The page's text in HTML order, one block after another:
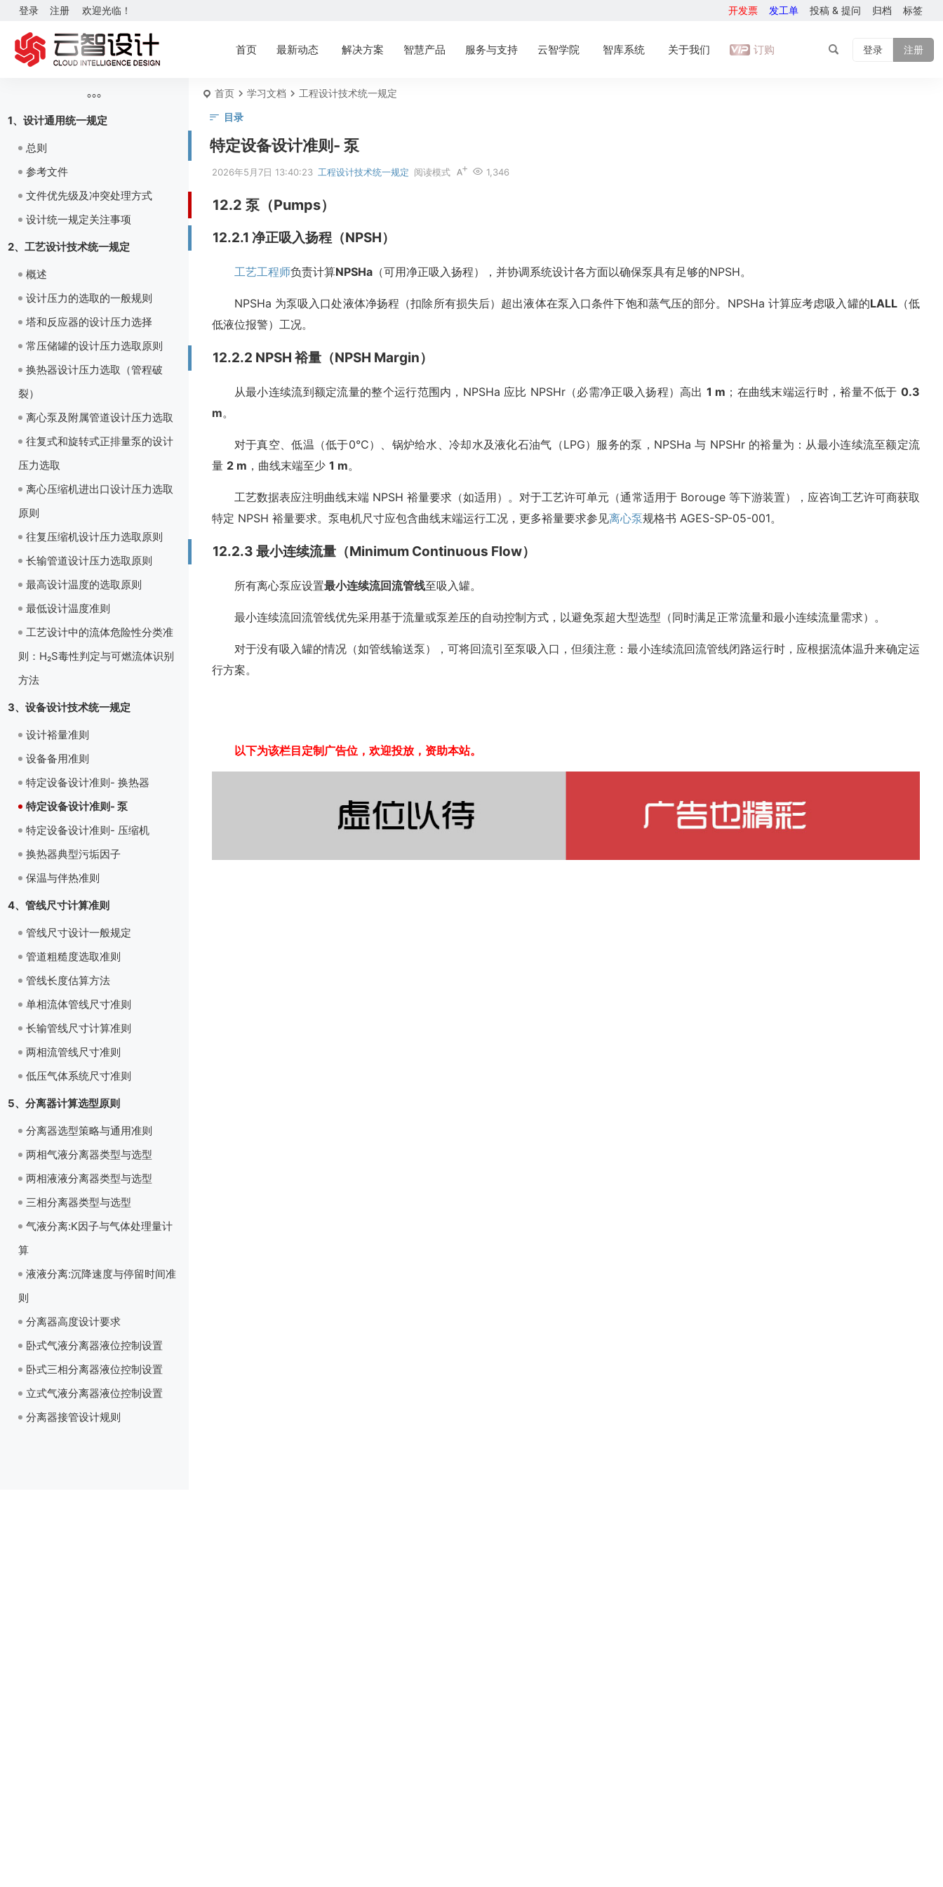
欢迎光临！
登录 注册 开发票 发工单 投稿 & 提问 归档 标签
首页 最新动态 解决方案 智慧产品 服务与支持 云智学院 智库系统 关于我们 订购 登录 注册
1、设计通用统一规定
总则
参考文件
文件优先级及冲突处理方式
设计统一规定关注事项
2、工艺设计技术统一规定
概述
设计压力的选取的一般规则
塔和反应器的设计压力选择
常压储罐的设计压力选取原则
换热器设计压力选取（管程破
裂）
离心泵及附属管道设计压力选取
往复式和旋转式正排量泵的设计
压力选取
离心压缩机进出口设计压力选取
原则
往复压缩机设计压力选取原则
长输管道设计压力选取原则
最高设计温度的选取原则
最低设计温度准则
工艺设计中的流体危险性分类准
则：H₂S毒性判定与可燃流体识别
方法
3、设备设计技术统一规定
设计裕量准则
设备备用准则
特定设备设计准则- 换热器
特定设备设计准则- 泵
特定设备设计准则- 压缩机
换热器典型污垢因子
保温与伴热准则
4、管线尺寸计算准则
管线尺寸设计一般规定
管道粗糙度选取准则
管线长度估算方法
单相流体管线尺寸准则
长输管线尺寸计算准则
两相流管线尺寸准则
低压气体系统尺寸准则
5、分离器计算选型原则
分离器选型策略与通用准则
两相气液分离器类型与选型
两相液液分离器类型与选型
三相分离器类型与选型
气液分离:K因子与气体处理量计
算
液液分离:沉降速度与停留时间准
则
分离器高度设计要求
卧式气液分离器液位控制设置
卧式三相分离器液位控制设置
立式气液分离器液位控制设置
分离器接管设计规则
首页 学习文档
工程设计技术统一规定
目录
特定设备设计准则- 泵
2026年5月7日 13:40:23 工程设计技术统一规定 1,346
阅读模式
12.2 泵（Pumps）
12.2.1 净正吸入扬程（NPSH）
工艺工程师负责计算NPSHa（可用净正吸入扬程），并协调系统设计各方面以确保泵具有足够的NPSH。
NPSHa 为泵吸入口处液体净扬程（扣除所有损失后）超出液体在泵入口条件下饱和蒸气压的部分。NPSHa 计算应考虑吸入罐的LALL（低
低液位报警）工况。
12.2.2 NPSH 裕量（NPSH Margin）
从最小连续流到额定流量的整个运行范围内，NPSHa 应比 NPSHr（必需净正吸入扬程）高出 1 m ；在曲线末端运行时，裕量不低于 0.3
m。
对于真空、低温（低于0°C）、锅炉给水、冷却水及液化石油气（LPG）服务的泵，NPSHa 与 NPSHr 的裕量为：从最小连续流至额定流
量 2 m ，曲线末端至少 1 m。
工艺数据表应注明曲线末端 NPSH 裕量要求（如适用）。对于工艺许可单元（通常适用于 Borouge 等下游装置），应咨询工艺许可商获取
特定 NPSH 裕量要求。泵电机尺寸应包含曲线末端运行工况，更多裕量要求参见离心泵规格书 AGES-SP-05-001。
12.2.3 最小连续流量（Minimum Continuous Flow）
所有离心泵应设置最小连续流回流管线至吸入罐。
最小连续流回流管线优先采用基于流量或泵差压的自动控制方式，以避免泵超大型选型（同时满足正常流量和最小连续流量需求）。
对于没有吸入罐的情况（如管线输送泵），可将回流引至泵吸入口，但须注意：最小连续流回流管线闭路运行时，应根据流体温升来确定运
行方案。
以下为该栏目定制广告位，欢迎投放，资助本站。